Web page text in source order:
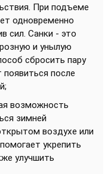
При подъеме
одновременно
сил. Санки - это
и унылую
сбросить пару
после
возможность
зимней
воздухе или
укрепить
улучшить